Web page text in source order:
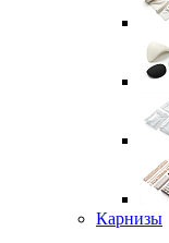
Карнизы